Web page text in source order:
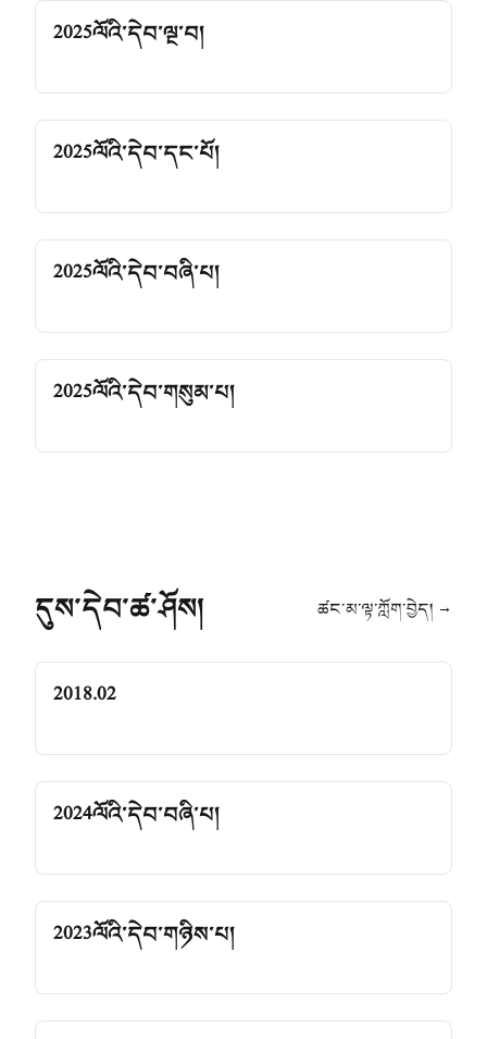
2025ལོའི་དེབ་ལྔ་བ།
2025ལོའི་དེབ་དང་པོ།
2025ལོའི་དེབ་བཞི་པ།
2025ལོའི་དེབ་གསུམ་པ།
དུས་དེབ་ཚ་ཤོས། ཚང་མ་ལྟ་ཀློག་བྱེད། →
2018.02
2024ལོའི་དེབ་བཞི་པ།
2023ལོའི་དེབ་གཉིས་པ།